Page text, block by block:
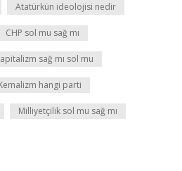
Atatürkün ideolojisi nedir
CHP sol mu sağ mı
sağ mı sol mu
hangi parti
Milliyetçilik sol mu sağ mı